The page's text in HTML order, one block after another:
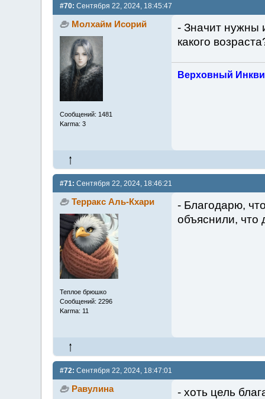
#70: Сентября 22, 2024, 18:45:47
Молхайм Исорий
Сообщений: 1481
Karma: 3
- Значит нужны
какого
Верховный
#71: Сентября 22, 2024, 18:46:21
Терракс Аль-Кхари
Теплое брюшко
Сообщений: 2296
Karma: 11
- Благодарю,
объяснили, что
#72: Сентября 22, 2024, 18:47:01
Равулина
- хоть цель